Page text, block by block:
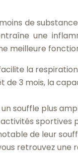
de
une
meilleure
la
de 3 mois, la
souffle plus
sportives
de leur
retrouvez une